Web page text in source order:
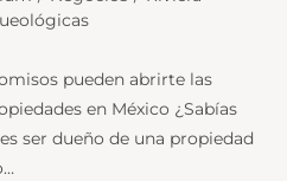
pueden abrirte las
en México ¿Sabías
ser dueño de una propiedad